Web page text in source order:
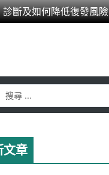
斷及如何降低復發風險
Search
文章